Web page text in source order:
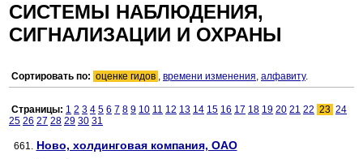
СИСТЕМЫ НАБЛЮДЕНИЯ,
СИГНАЛИЗАЦИИ И ОХРАНЫ
Сортировать по: оценке гидов , времени изменения, алфавиту.
Страницы: 1 2 3 4 5 6 7 8 9 10 11 12 13 14 15 16 17 18 19 20 21 22 23 24
25 26 27 28 29 30 31
661. Ново, холдинговая компания, ОАО